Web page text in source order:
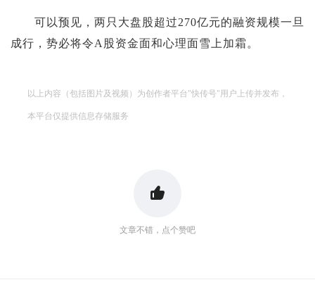
可以预见，两只大盘股超过270亿元的融资规模一旦
成行，势必将令A股资金面和心理面雪上加霜。
以上内容（包括图片及视频）为创作者平台"快传号"用户上传并发布，
本平台仅提供信息存储服务
文章不错，点个赞吧